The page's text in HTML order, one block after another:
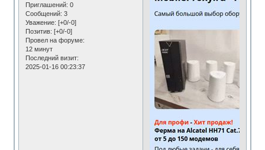
Приглашений: 0
Сообщений: 3
Уважение: [+0/-0]
Позитив: [+0/-0]
Провел на форуме:
12 минут
Последний визит:
2025-01-16 00:23:37